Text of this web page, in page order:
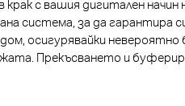
с вашия дигитален начин
система, за да гарантира
осигурявайки невероятно
Прекъсването и